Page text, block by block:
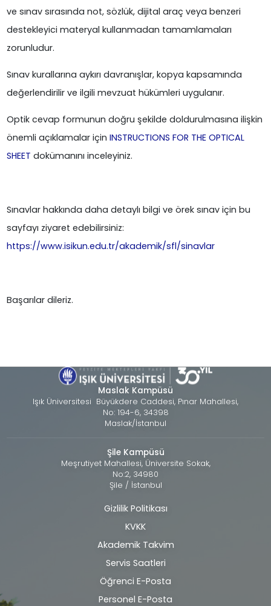
ve sınav sırasında not, sözlük, dijital araç veya benzeri
destekleyici materyal kullanmadan tamamlamaları
zorunludur.
Sınav kurallarına aykırı davranışlar, kopya kapsamında
değerlendirilir ve ilgili mevzuat hükümleri uygulanır.
Optik cevap formunun doğru şekilde doldurulmasına ilişkin
önemli açıklamalar için INSTRUCTIONS FOR THE OPTICAL
SHEET dokümanını inceleyiniz.
Sınavlar hakkında daha detaylı bilgi ve örek sınav için bu
sayfayı ziyaret edebilirsiniz:
https://www.isikun.edu.tr/akademik/sfl/sinavlar
Başarılar dileriz.
Maslak Kampüsü
Işık Üniversitesi Büyükdere Caddesi, Pınar Mahallesi,
No: 194-6, 34398
Maslak/İstanbul
Şile Kampüsü
Meşrutiyet Mahallesi, Üniversite Sokak,
No:2, 34980
Şile / İstanbul
Alt
bilgi
Gizlilik Politikası
KVKK
Akademik Takvim
Servis Saatleri
Öğrenci E-Posta
Personel E-Posta